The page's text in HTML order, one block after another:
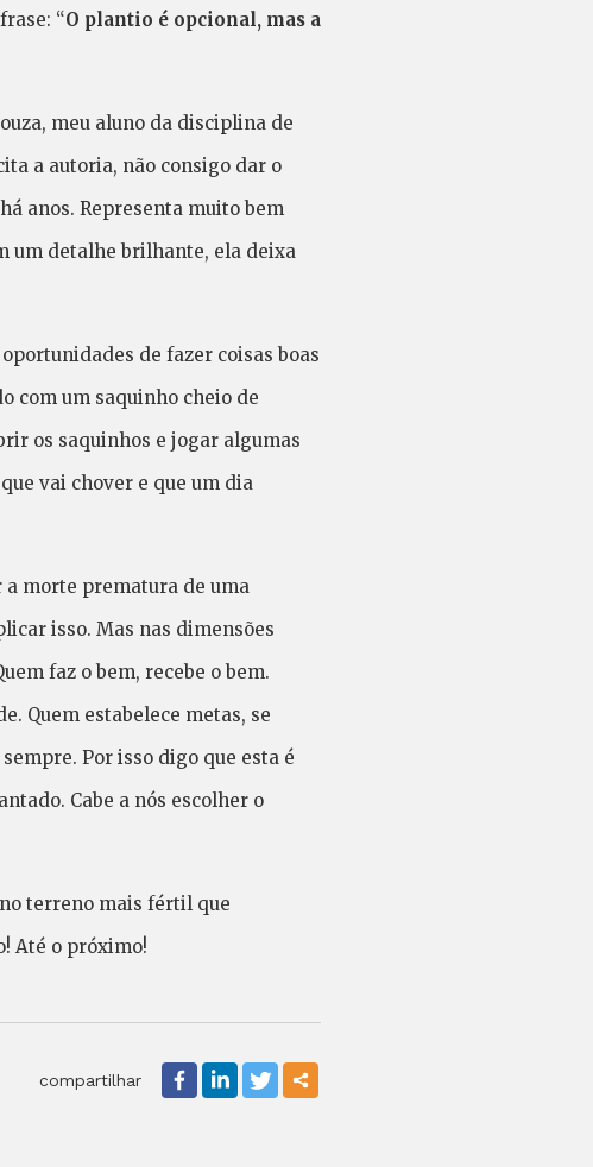
“O plantio é opcional, mas a
meu aluno da disciplina de
a autoria, não consigo dar o
anos. Representa muito bem
um detalhe brilhante, ela deixa
de fazer coisas boas
com um saquinho cheio de
os saquinhos e jogar algumas
vai chover e que um dia
a morte prematura de uma
isso. Mas nas dimensões
faz o bem, recebe o bem.
Quem estabelece metas, se
Por isso digo que esta é
Cabe a nós escolher o
no terreno mais fértil que
Até o próximo!
compartilhar